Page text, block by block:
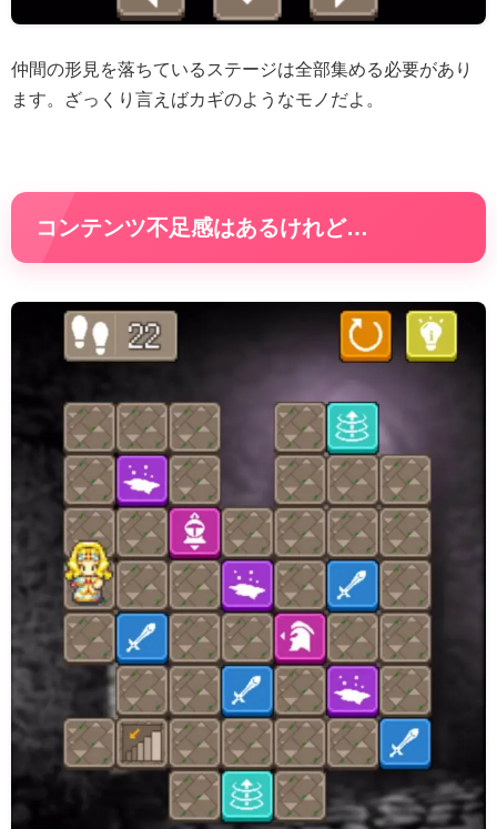
仲間の形見を落ちているステージは全部集める必要があり
ます。ざっくり言えばカギのようなモノだよ。
コンテンツ不足感はあるけれど…